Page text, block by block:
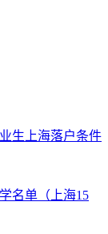
生上海落户条件
名单（上海15